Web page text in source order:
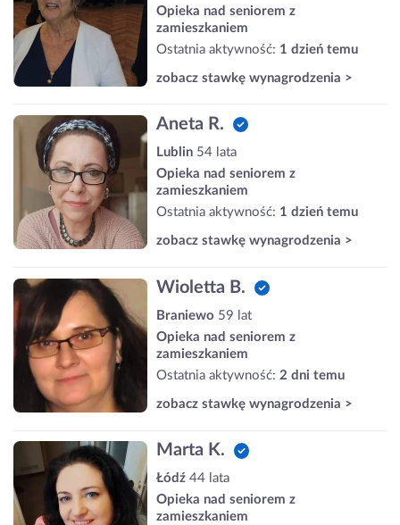
Opieka nad seniorem z
zamieszkaniem
Ostatnia aktywność: 1 dzień temu
zobacz stawkę wynagrodzenia >
Aneta R.
Lublin 54 lata
Opieka nad seniorem z
zamieszkaniem
Ostatnia aktywność: 1 dzień temu
zobacz stawkę wynagrodzenia >
Wioletta B.
Braniewo 59 lat
Opieka nad seniorem z
zamieszkaniem
Ostatnia aktywność: 2 dni temu
zobacz stawkę wynagrodzenia >
Marta K.
Łódź 44 lata
Opieka nad seniorem z
zamieszkaniem